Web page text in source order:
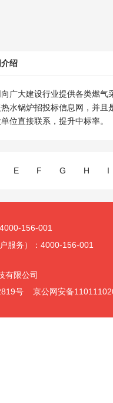
绍
广大建设行业提供各类燃
水锅炉招投标信息网，并
位直接联系，提升中标率。
E F G H I
156-001
服务）：4000-156-001
有限公司
号 京公网安备